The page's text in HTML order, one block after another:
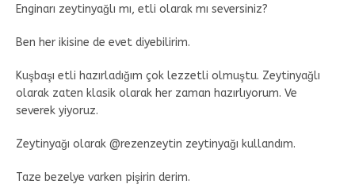
Enginarı zeytinyağlı mı, etli olarak mı seversiniz?
Ben her ikisine de evet diyebilirim.
Kuşbaşı etli hazırladığım çok lezzetli olmuştu. Zeytinyağlı
olarak zaten klasik olarak her zaman hazırlıyorum. Ve
severek yiyoruz.
Zeytinyağı olarak @rezenzeytin zeytinyağı kullandım.
Taze bezelye varken pişirin derim.